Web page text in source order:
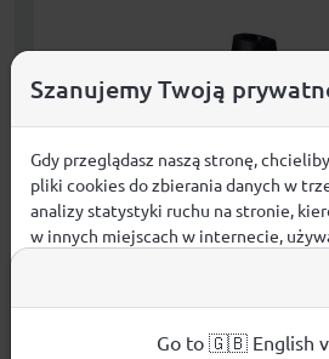
KOŃCÓWKI NAKŁADKI
KPL.2SZT I 2 GROTY
Szanujemy Twoją
Gdy przeglądasz naszą stronę,
pliki cookies do zbierania danych w
analizy statystyki ruchu na stronie,
w innych miejscach w internecie,
używanych plików cookies.
Aby dowiedzieć się więcej o plikach
Go to 🇬🇧 English